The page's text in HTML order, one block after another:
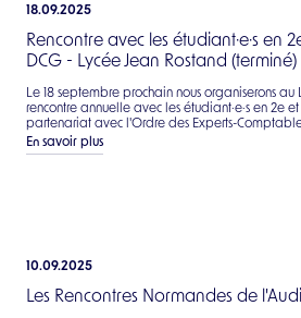
18.09.2025
Rencontre avec les étudiant·e·s en
DCG - Lycée Jean Rostand (terminé)
Le 18 septembre prochain nous organiserons au
rencontre annuelle avec les étudiant·e·s en 2e
partenariat avec l'Ordre des Experts-
En savoir plus
10.09.2025
Les Rencontres Normandes de